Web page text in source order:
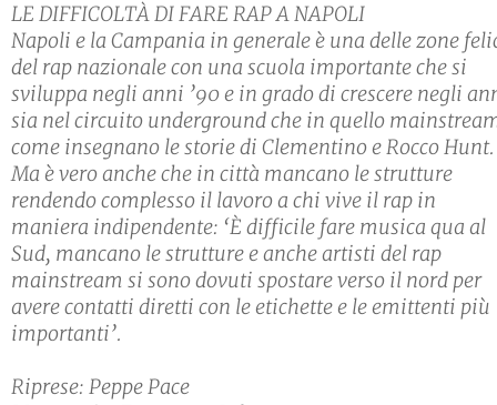
LE DIFFICOLTÀ DI FARE RAP A NAPOLI
Napoli e la Campania in generale è una delle zone
del rap nazionale con una scuola importante che si
sviluppa negli anni ’90 e in grado di crescere negli
sia nel circuito underground che in quello
come insegnano le storie di Clementino e Rocco Hunt.
Ma è vero anche che in città mancano le strutture
rendendo complesso il lavoro a chi vive il rap in
maniera indipendente: ‘È difficile fare musica qua al
Sud, mancano le strutture e anche artisti del rap
mainstream si sono dovuti spostare verso il nord per
avere contatti diretti con le etichette e le emittenti più
importanti’.
Riprese: Peppe Pace